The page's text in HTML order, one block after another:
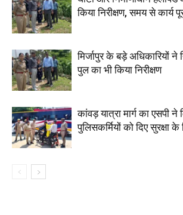
किया निरीक्षण, समय से कार्य
मिर्जापुर के बड़े अधिकारियों ने
पुल का भी किया निरीक्षण
कांवड़ यात्रा मार्ग का एसपी ने
पुलिसकर्मियों को दिए सुरक्षा के